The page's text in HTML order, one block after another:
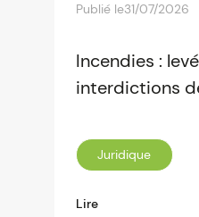
Publié le31/07/2026
Incendies :
interdictions
Juridique
Lire